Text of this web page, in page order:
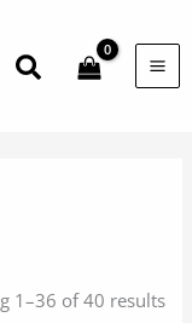
Buscar
1–36 of 40 results